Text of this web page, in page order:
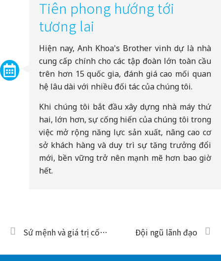
Tiên phong hướng tới
tương lai
Hiện nay, Anh Khoa's Brother vinh dự là nhà
cung cấp chính cho các tập đoàn lớn toàn cầu
trên hơn 15 quốc gia, đánh giá cao mối quan
hệ lâu dài với nhiều đối tác của chúng tôi.
Khi chúng tôi bắt đầu xây dựng nhà máy thứ
hai, lớn hơn, sự cống hiến của chúng tôi trong
việc mở rộng năng lực sản xuất, nâng cao cơ
sở khách hàng và duy trì sự tăng trưởng đổi
mới, bền vững trở nên mạnh mẽ hơn bao giờ
hết.
Prev Sứ mệnh và giá trị cốt lõi Đội ngũ lãnh đạo